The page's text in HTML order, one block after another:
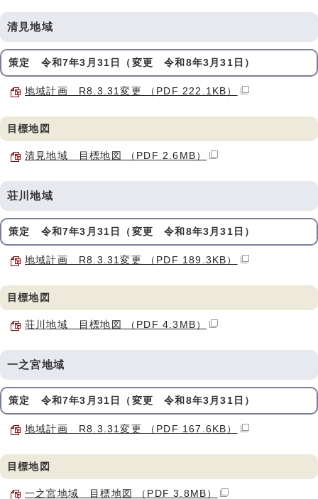
清見地域
策定 令和7年3月31日（変更 令和8年3月31日）
地域計画 R8.3.31変更 （PDF 222.1KB）
目標地図
清見地域 目標地図 （PDF 2.6MB）
荘川地域
策定 令和7年3月31日（変更 令和8年3月31日）
地域計画 R8.3.31変更 （PDF 189.3KB）
目標地図
荘川地域 目標地図 （PDF 4.3MB）
一之宮地域
策定 令和7年3月31日（変更 令和8年3月31日）
地域計画 R8.3.31変更 （PDF 167.6KB）
目標地図
一之宮地域 目標地図 （PDF 3.8MB）